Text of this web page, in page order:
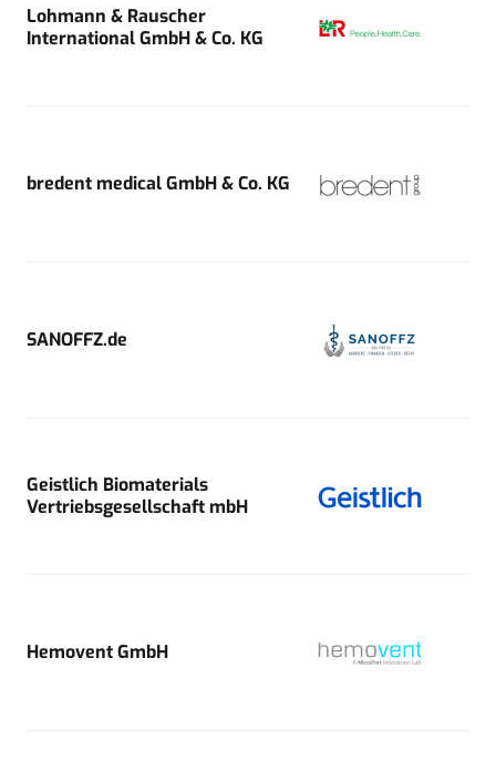
Lohmann & Rauscher
International GmbH & Co. KG
bredent medical GmbH & Co. KG
SANOFFZ.de
Geistlich Biomaterials
Vertriebsgesellschaft mbH
Hemovent GmbH